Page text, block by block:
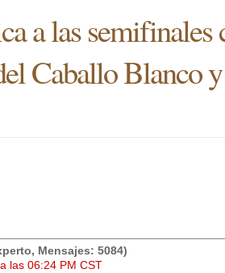
a las semifinales
Caballo Blanco
Mensajes: 5084)
las 06:24 PM CST